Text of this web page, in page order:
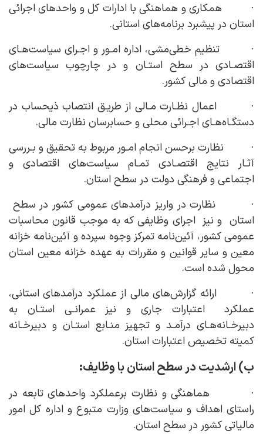
· همکاری و هماهنگی با ادارات کل و واحدهای اجرائی
استان در پیشبرد برنامه‌های استانی.
· تنظیم خطی‌مشی، اداره امـور و اجـرای سیاست‌هـای
اقتصـادی در سطح استـان و در چارچوب سیاست‌های
اقتصادی و مالی کشور.
· اعمال نظـارت مـالی از طریـق انتصاب ذیحساب در
دستگـاه‌هـای اجـرائی محلی و حسابرسان نظارت مالی.
· نظارت برحسن انجام امـور مربوط به تحقیق و بـررسی
آثـار نتایج‌ اقتصـادی تمـام سیاست‌های اقتصادی و
اجتماعی و فرهنگی دولت در سطح استان.
· نظارت در واریز درآمدهای عمومی کشور در سطح
استان و نیز اجرای وظایفی که به موجب قانون محاسبات
عمومی کشور، آئین‌نامه تمرکز وجوه سپرده و آئین‌نامه خزانه
معین و سایر قوانین و مقررات به عهده خزانه معین استان
محول شده است.
· ارائه گزارش‌های مالی از عملکرد درآمدهای استانی،
عملکرد اعتبارات جاری و نیز عمرانـی استـان به
دبیرخـانه‌هـای درآمـد و تجهیز منـابع استـان و دبیرخـانه
کمیته تخصیص اعتبارات استان.
ب) ارشدیت در سطح استان با وظایف:
· هماهنگی و نظارت برعملکرد واحدهای تابعه در
راستای اهداف و سیاست‌های وزارت متبوع و اداره کل امور
مالیاتی کشور در سطح استان.